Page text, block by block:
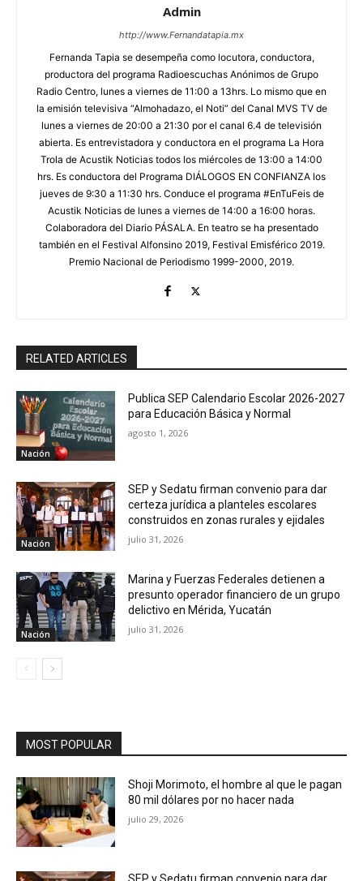
Admin
http://www.Fernandatapia.mx
Fernanda Tapia se desempeña como locutora, conductora,
productora del programa Radioescuchas Anónimos de Grupo
Radio Centro, lunes a viernes de 11:00 a 13hrs. Lo mismo que en
la emisión televisiva “Almohadazo, el Noti” del Canal MVS TV de
lunes a viernes de 20:00 a 21:30 por el canal 6.4 de televisión
abierta. Es entrevistadora y conductora en el programa La Hora
Trola de Acustik Noticias todos los miércoles de 13:00 a 14:00
hrs. Es conductora del Programa DIÁLOGOS EN CONFIANZA los
jueves de 9:30 a 11:30 hrs. Conduce el programa #EnTuFeis de
Acustik Noticias de lunes a viernes de 14:00 a 16:00 horas.
Colaboradora del Diario PÁSALA. En teatro se ha presentado
también en el Festival Alfonsino 2019, Festival Emisférico 2019.
Premio Nacional de Periodismo 1999-2000, 2019.
RELATED ARTICLES
Nación
Publica SEP Calendario Escolar 2026-2027
para Educación Básica y Normal
agosto 1, 2026
Nación
SEP y Sedatu firman convenio para dar
certeza jurídica a planteles escolares
construidos en zonas rurales y ejidales
julio 31, 2026
Nación
Marina y Fuerzas Federales detienen a
presunto operador financiero de un grupo
delictivo en Mérida, Yucatán
julio 31, 2026
MOST POPULAR
Shoji Morimoto, el hombre al que le pagan
80 mil dólares por no hacer nada
julio 29, 2026
SEP y Sedatu firman convenio para dar